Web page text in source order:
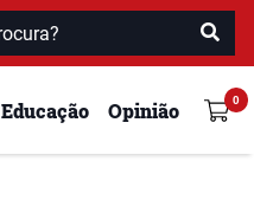
Educação Opinião